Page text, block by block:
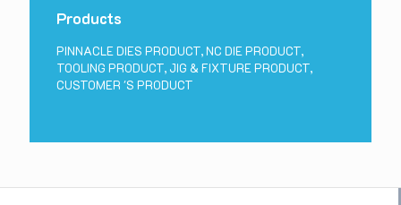
Products
PINNACLE DIES PRODUCT, NC DIE PRODUCT,
TOOLING PRODUCT, JIG & FIXTURE PRODUCT,
CUSTOMER 'S PRODUCT